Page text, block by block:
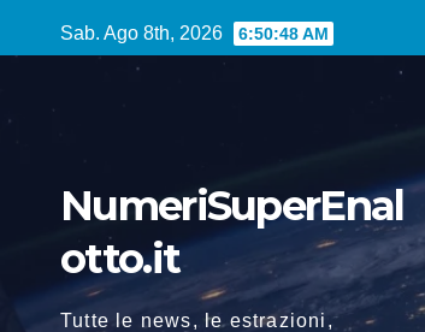
al
Sab. Ago 8th, 2026 6:50:49 AM
NumeriSuperEnal
otto.it
Tutte le news, le estrazioni,